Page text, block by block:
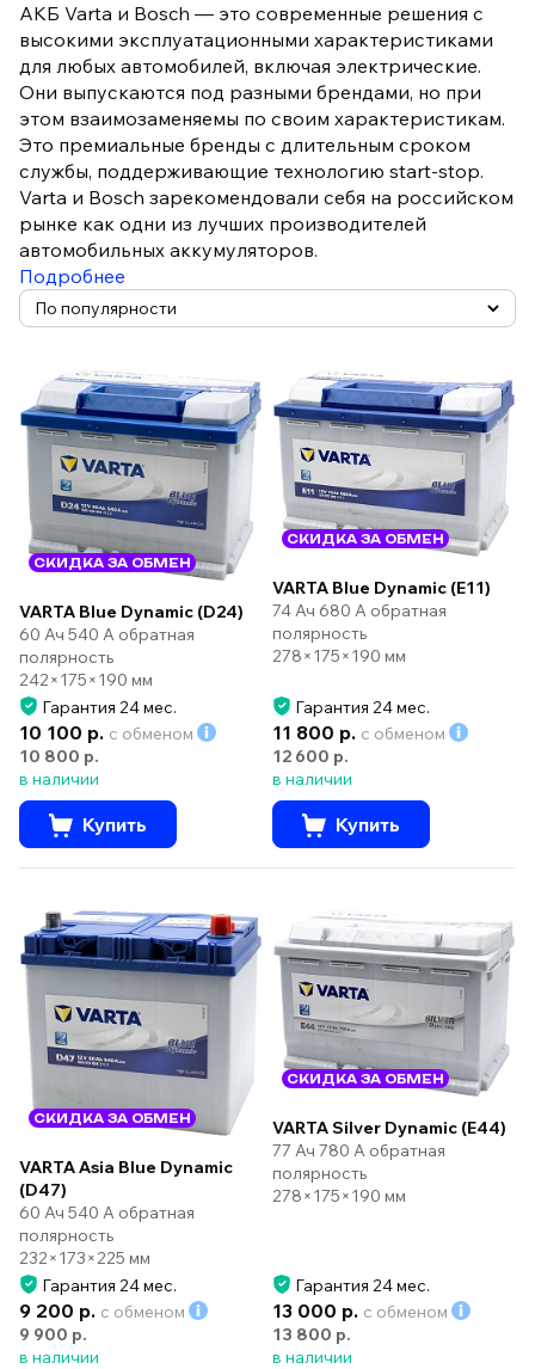
АКБ Varta и Bosch — это современные решения с
высокими эксплуатационными характеристиками
для любых автомобилей, включая электрические.
Они выпускаются под разными брендами, но при
этом взаимозаменяемы по своим характеристикам.
Это премиальные бренды с длительным сроком
службы, поддерживающие технологию start-stop.
Varta и Bosch зарекомендовали себя на российском
рынке как одни из лучших производителей
автомобильных аккумуляторов.
Подробнее
СКИДКА ЗА ОБМЕН
VARTA Blue Dynamic (D24)
60 Ач 540 А обратная
полярность
242×175×190 мм
Гарантия 24 мес.
10 100 р. с обменом
10 800 р.
в наличии
Купить
СКИДКА ЗА ОБМЕН
VARTA Blue Dynamic (E11)
74 Ач 680 А обратная
полярность
278×175×190 мм
Гарантия 24 мес.
11 800 р. с обменом
12 600 р.
в наличии
Купить
СКИДКА ЗА ОБМЕН
VARTA Asia Blue Dynamic
(D47)
60 Ач 540 А обратная
полярность
232×173×225 мм
Гарантия 24 мес.
9 200 р. с обменом
9 900 р.
в наличии
СКИДКА ЗА ОБМЕН
VARTA Silver Dynamic (E44)
77 Ач 780 А обратная
полярность
278×175×190 мм
Гарантия 24 мес.
13 000 р. с обменом
13 800 р.
в наличии